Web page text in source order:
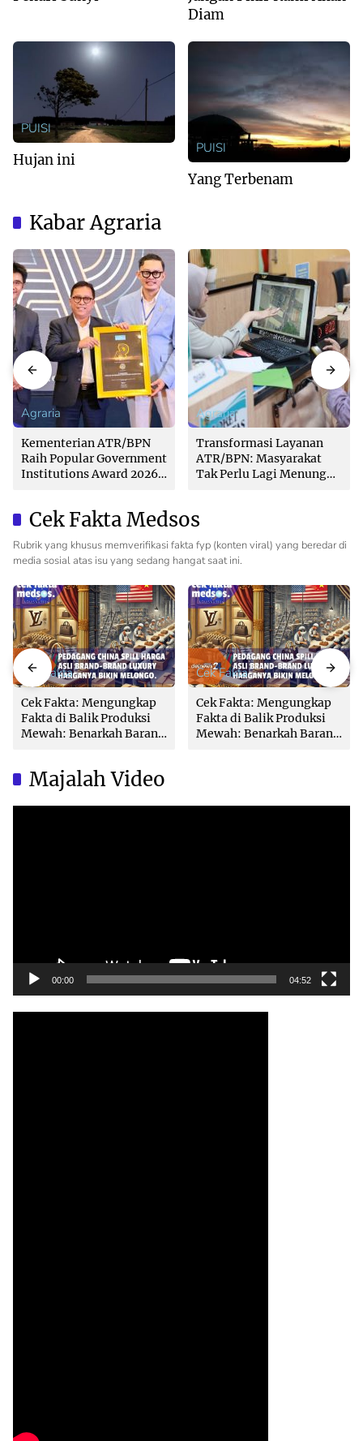
Diam
PUISI
Hujan ini
PUISI
Yang Terbenam
Kabar Agraria
Agraria
Kementerian ATR/BPN
Raih Popular Government
Institutions Award 2026
Agraria
Transformasi Layanan
ATR/BPN: Masyarakat
Tak Perlu Lagi Menunggu
Cek Fakta Medsos
Rubrik yang khusus memverifikasi fakta fyp (konten viral) yang beredar di
media sosial atas isu yang sedang hangat saat ini.
Cek Fakta
Cek Fakta: Mengungkap
Fakta di Balik Produksi
Mewah: Benarkah Barang
Cek Fakta
Cek Fakta: Mengungkap
Fakta di Balik Produksi
Mewah: Benarkah Barang
Majalah Video
00:00 04:52